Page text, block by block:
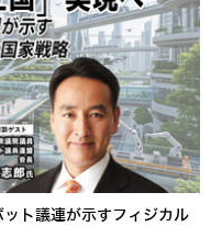
ト議連が示すフィジカル